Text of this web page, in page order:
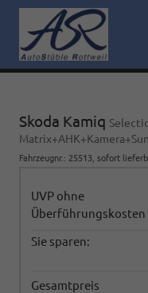
Skoda Kamiq
Fahrzeugnr. : 25513 sofort
UVP ohne
Überführungskosten
Sie sparen:
Gesamtpreis